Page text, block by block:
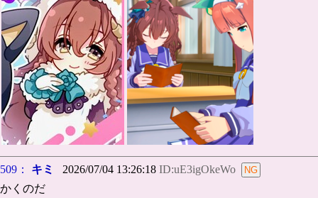
509： キミ 2026/07/04 13:26:18 ID:uE3igOkeWo
かくのだ